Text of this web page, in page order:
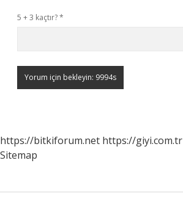
5 + 3 kaçtır?*
https://bitkiforum.net https://giyi.com.tr
Sitemap